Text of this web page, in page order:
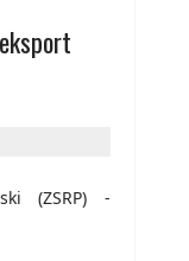
(ZSRP) -